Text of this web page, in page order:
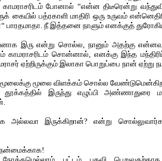
போனால் “என்ன திடீரென்று
கையில் பத்ரகாளி மாதிரி ஒரு உருவம்
பாரதமாதா. நீ இத்தனை நாளும் எனக்குத்
இரு என்று சொல்ல, நானும் அதற்கு
காமராசரிடம் சொன்னால், எனக்கு இந்த
ஏற்றிருக்கும் இலாகா பொறுப்பை நான்
மூலை விளக்கம் சொல்ல
தூக்கத்தில் இருந்து எழுப்பி
இருக்கிறான்? என்று